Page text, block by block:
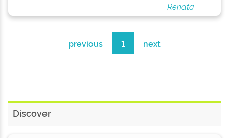
Renata
previous 1 next
Discover